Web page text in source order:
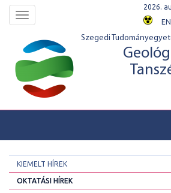
Toggle
navigation
2026.
EN
Szegedi
KIEMELT HÍREK
OKTATÁSI HÍREK